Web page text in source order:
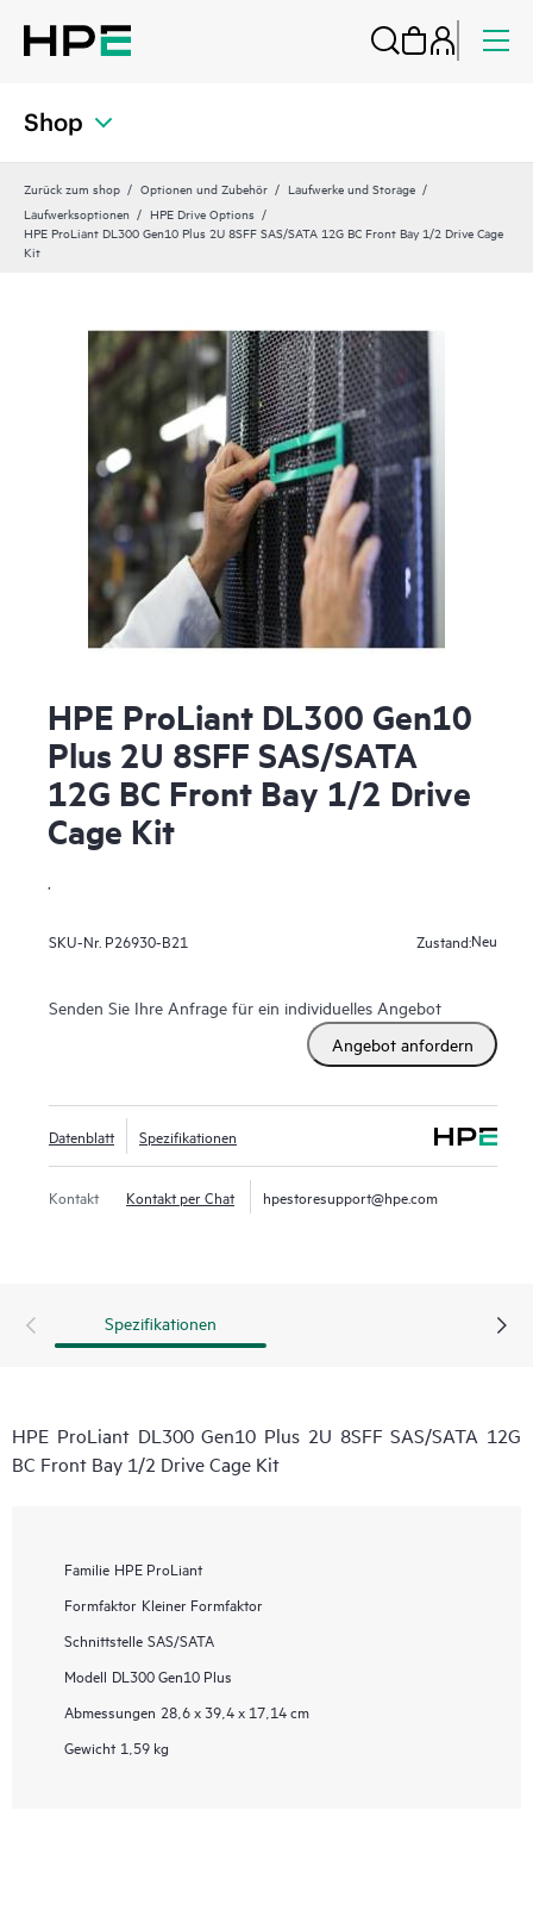
Shop
Zurück zum shop Optionen und Zubehör
Laufwerke und Storage
Laufwerksoptionen
HPE Drive Options
HPE ProLiant DL300 Gen10 Plus 2U 8SFF SAS/SATA 12G BC Front Bay 1/2 Drive Cage
Kit
HPE ProLiant DL300 Gen10
Plus 2U 8SFF SAS/SATA
12G BC Front Bay 1/2 Drive
Cage Kit
.
SKU-Nr. P26930-B21 Zustand:Neu
Senden Sie Ihre Anfrage für ein individuelles Angebot
Angebot anfordern
Datenblatt Spezifikationen
Kontakt Kontakt per Chat hpestoresupport@hpe.com
Spezifikationen
HPE ProLiant DL300 Gen10 Plus 2U 8SFF SAS/SATA 12G
BC Front Bay 1/2 Drive Cage Kit
Familie HPE ProLiant
Formfaktor Kleiner Formfaktor
Schnittstelle SAS/SATA
Modell DL300 Gen10 Plus
Abmessungen 28,6 x 39,4 x 17,14 cm
Gewicht 1,59 kg